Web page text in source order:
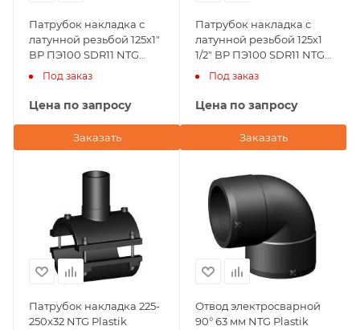
Патрубок накладка с
латунной резьбой 125х1"
ВР ПЭ100 SDR11 NTG
Plastik
Под заказ
Цена по запросу
Заказать
Патрубок накладка с
латунной резьбой 125х1
1/2" ВР ПЭ100 SDR11 NTG
Plastik
Под заказ
Цена по запросу
Заказать
Патрубок накладка 225-
250x32 NTG Plastik
Отвод электросварной
90° 63 мм NTG Plastik